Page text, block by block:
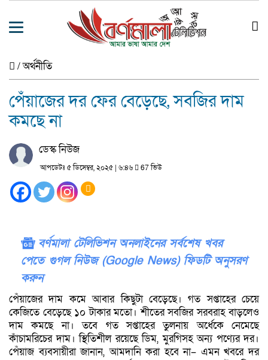
/অর্থনীতি
পেঁয়াজের দর ফের বেড়েছে, সবজির দাম
কমছে না
ডেস্ক নিউজ
আপডেটঃ ৫ ডিসেম্বর, ২০২৫ | ৬:৪৬ 67 ভিউ
বর্ণমালা টেলিভিশন অনলাইনের সর্বশেষ খবর
পেতে গুগল নিউজ (Google News) ফিডটি অনুসরণ
করুন
পেঁয়াজের দাম কমে আবার কিছুটা বেড়েছে। গত সপ্তাহের চেয়ে
কেজিতে বেড়েছে ১০ টাকার মতো। শীতের সবজির সরবরাহ বাড়লেও
দাম কমছে না। তবে গত সপ্তাহের তুলনায় অর্ধেকে নেমেছে
কাঁচামরিচের দাম। স্থিতিশীল রয়েছে ডিম, মুরগিসহ অন্য পণ্যের দর।
পেঁয়াজ ব্যবসায়ীরা জানান, আমদানি করা হবে না– এমন খবরে দর